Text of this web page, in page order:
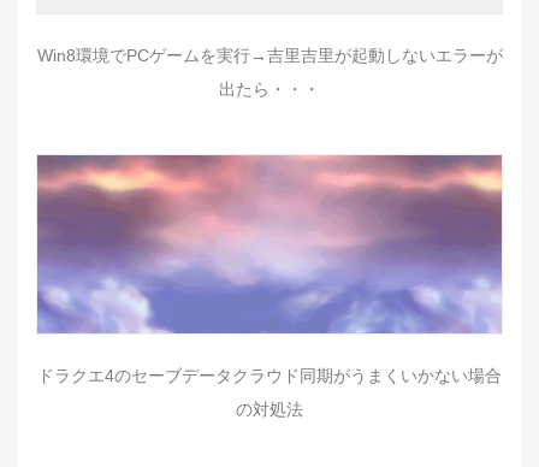
Win8環境でPCゲームを実行→吉里吉里が起動しないエラーが
出たら・・・
ドラクエ4のセーブデータクラウド同期がうまくいかない場合
の対処法